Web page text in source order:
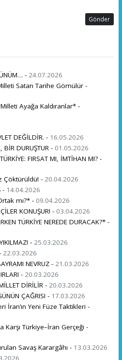
Gönder
- 24.07.2026
Satan Tarihe Gömülür -
Ayağa Kaldıranlar* -
DEĞİLDİR. - 16.05.2026
BİR DURUŞTUR - 01.05.2026
FIRSAT MI, İMTİHAN MI? -
Çöktürüldü! - 20.04.2026
- 14.04.2026
mı?* - 09.04.2026
KONUŞUR! - 03.04.2026
TÜRKİYE NEREDE DURACAK?* -
- 25.03.2026
22.03.2026
NEVRUZ - 21.03.2026
- 20.03.2026
DİRİLİR - 20.03.2026
ÇAĞRISI - 17.03.2026
İran’ın Yeni Füze Taktikleri -
Karşı Türkiye–İran Gerçeği -
Savaş Karargâhı - 13.03.2026